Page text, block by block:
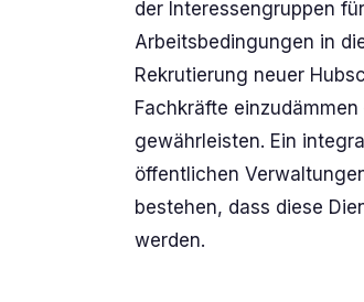
der Interessengruppen
Arbeitsbedingungen in
Rekrutierung neuer
Fachkräfte
gewährleisten. Ein
öffentlichen
bestehen, dass diese
werden.